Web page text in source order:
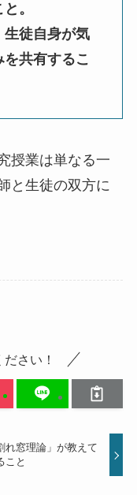
。
徒自身が気
共有するこ
授業は単なる一
と生徒の双方に
さい！
れ窓理論」が教えて
こと